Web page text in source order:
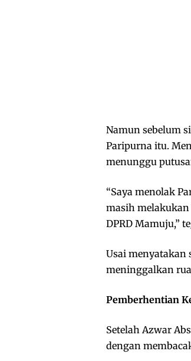
Namun sebelum
Paripurna itu.
menunggu
“Saya menolak
masih melakukan
DPRD Mamuju,”
Usai menyatakan
meninggalkan
Pemberhentian
Setelah Azwar
dengan